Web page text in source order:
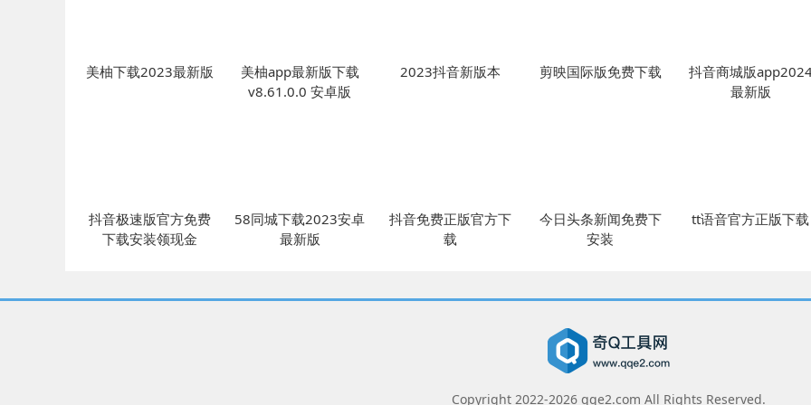
美柚下载2023最新版
美柚app最新版下载
v8.61.0.0 安卓版
2023抖音新版本 剪映国际版免费下载
抖音商城版
最新版
抖音极速版官方免费
下载安装领现金
58同城下载2023安卓
最新版
抖音免费正版官方下
载
今日头条新闻免费下
安装
tt语音官方正版下载
Copyright 2022-2026qqe2.com All Rights Reserved.